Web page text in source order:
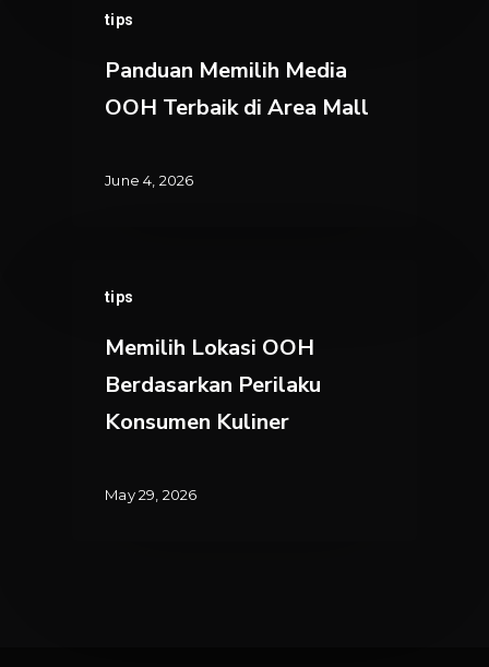
tips
Memilih
Media
Terbaik
Area
Panduan Memilih Media
OOH Terbaik di Area Mall
June 4, 2026
tips
Lokasi
OOH
Perilaku
Konsumen
Memilih Lokasi OOH
Berdasarkan Perilaku
Konsumen Kuliner
May 29, 2026